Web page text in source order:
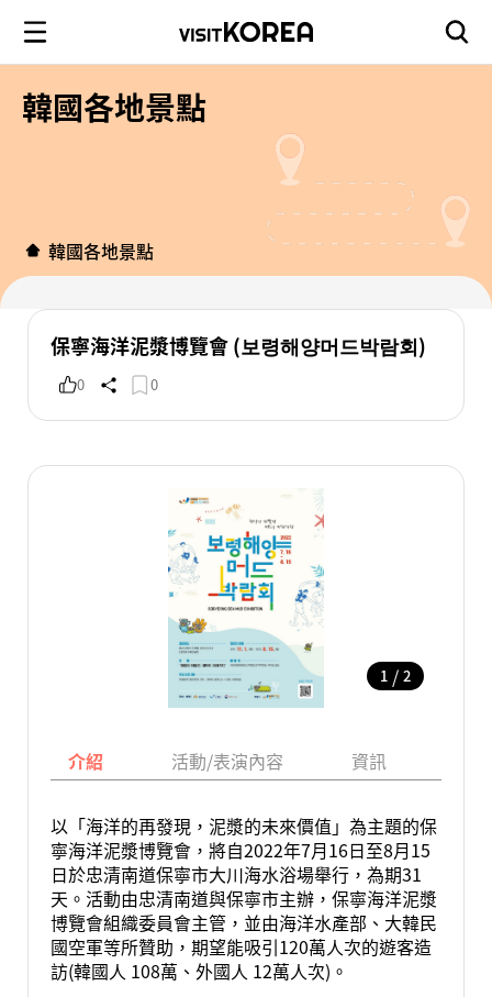
韓國各地景點
韓國各地景點
保寧海洋泥漿博覽會 (보령해양머드박람회)
0 0
1 / 2
介紹 活動/表演內容 資訊
以「海洋的再發現，泥漿的未來價值」為主題的保
寧海洋泥漿博覽會，將自2022年7月16日至8月15
日於忠清南道保寧市大川海水浴場舉行，為期31
天。活動由忠清南道與保寧市主辦，保寧海洋泥漿
博覽會組織委員會主管，並由海洋水產部、大韓民
國空軍等所贊助，期望能吸引120萬人次的遊客造
訪(韓國人 108萬、外國人 12萬人次)。